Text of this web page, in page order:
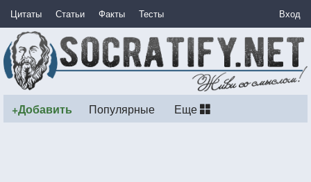
Цитаты Статьи Факты Тесты Вход
+Добавить Популярные Еще